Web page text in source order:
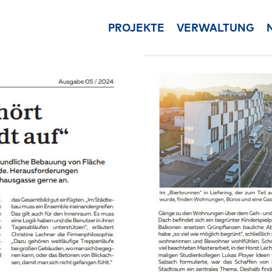
PROJEKTE VERWALTUNG
Unsere Ansprechpartner in
der Immobilienverwaltung
Leistungen
Unsere Leistungen in der
Hausverwaltung
Asset Management
Vermögensverwaltung
Real Estate Asset
Downloads
Die wichtigsten
der Verwaltung im
Ganzheitliche
von Immobilien
Vermietung
Beratung und
im Vertrieb der
im
Mietwohnhaus
Entwicklung von
Bauträger